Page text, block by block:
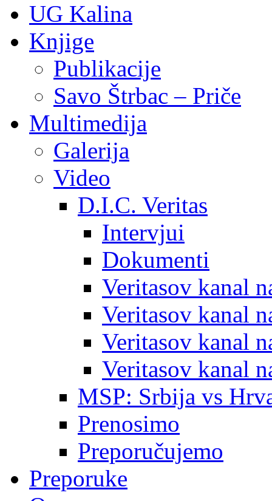
UG Kalina
Knjige
Publikacije
Savo Štrbac – Priče
Multimedija
Galerija
Video
D.I.C. Veritas
Intervjui
Dokumenti
Veritasov kanal
Veritasov kanal
Veritasov kanal
Veritasov kanal
MSP: Srbija vs
Prenosimo
Preporučujemo
Preporuke